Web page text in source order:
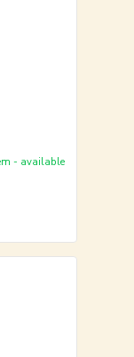
- available